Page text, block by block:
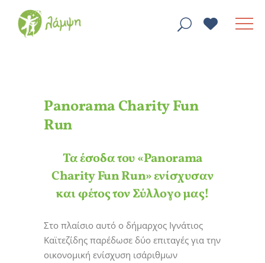
Panorama Charity Fun
Run
Τα έσοδα του «Panorama
Charity Fun Run» ενίσχυσαν
και φέτος τον Σύλλογο μας!
Στο πλαίσιο αυτό ο δήμαρχος Ιγνάτιος
Καϊτεζίδης παρέδωσε δύο επιταγές για την
οικονομική ενίσχυση ισάριθμων